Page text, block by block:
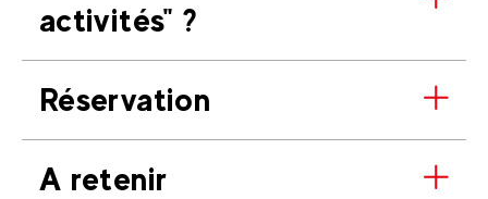
activités" ?
Réservation
A retenir